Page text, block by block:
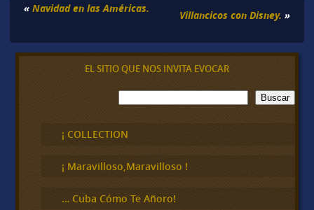
« Navidad en las Américas.
Villancicos con Disney. »
EL SITIO QUE NOS INVITA EVOCAR
B
u
c
a
Buscar
¡ COLLECTION
¡ Maravilloso,Maravilloso !
… Cuba Cómo Te Añoro!